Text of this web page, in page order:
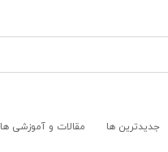
جدیدترین ها مقالات و آموزشی ها